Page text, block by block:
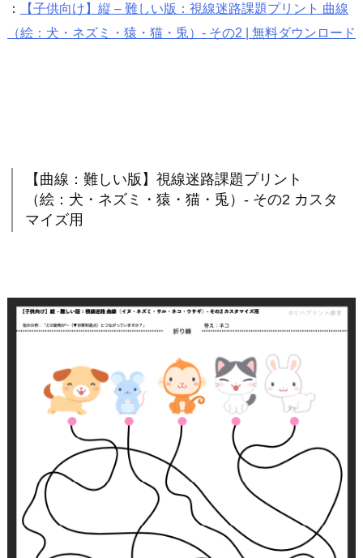
：
【子供向け】縦 – 難しい版：視線迷路課題プリント 曲線
（絵：犬・ネズミ・猿・猫・兎）- その2 | 無料ダウンロード
【曲線：難しい版】視線迷路課題プリント
（絵：犬・ネズミ・猿・猫・兎）- その2 カスタ
マイズ用